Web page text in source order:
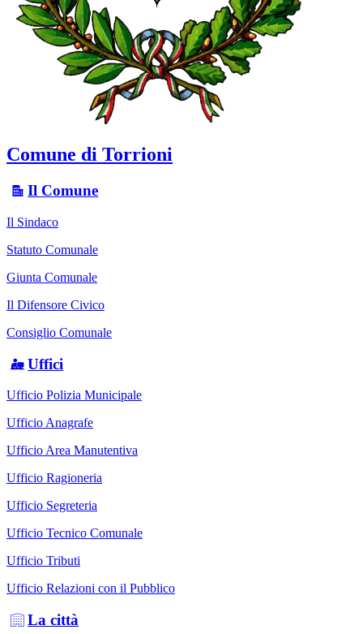
Comune di Torrioni
Il Comune
Il Sindaco
Statuto Comunale
Giunta Comunale
Il Difensore Civico
Consiglio Comunale
Uffici
Ufficio Polizia Municipale
Ufficio Anagrafe
Ufficio Area Manutentiva
Ufficio Ragioneria
Ufficio Segreteria
Ufficio Tecnico Comunale
Ufficio Tributi
Ufficio Relazioni con il Pubblico
La città